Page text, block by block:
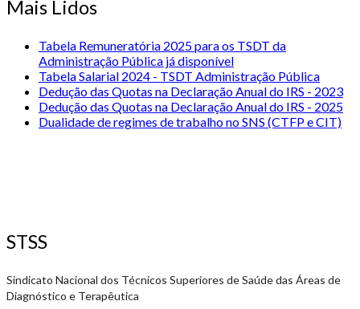
Mais Lidos
Tabela Remuneratória 2025 para os TSDT da
Administração Pública já disponível
Tabela Salarial 2024 - TSDT Administração Pública
Dedução das Quotas na Declaração Anual do IRS - 2023
Dedução das Quotas na Declaração Anual do IRS - 2025
Dualidade de regimes de trabalho no SNS (CTFP e CIT)
STSS
Sindicato Nacional dos Técnicos Superiores de Saúde das Áreas de
Diagnóstico e Terapêutica